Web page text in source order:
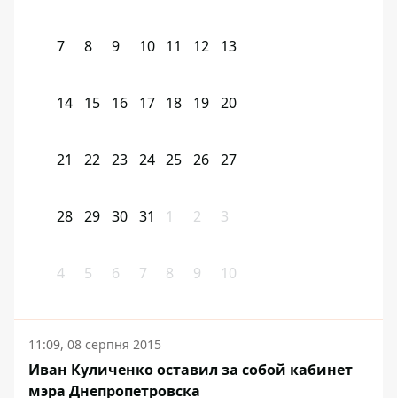
7 8 9 10 11 12 13
14 15 16 17 18 19 20
21 22 23 24 25 26 27
28 29 30 31 1 2 3
4 5 6 7 8 9 10
11:09, 08 серпня 2015
Иван Куличенко оставил за собой кабинет
мэра Днепропетровска